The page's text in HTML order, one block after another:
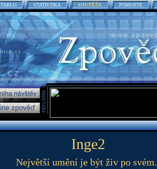
TABLO STATISTIKA SOUTĚŽE POMOZTE
Inge2
Největší umění je být živ po svém.